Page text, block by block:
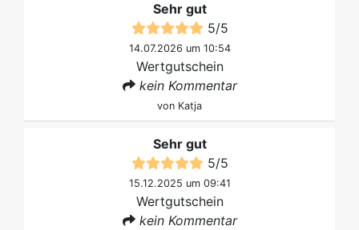
Sehr gut
5/5
14.07.2026 um 10:54
Wertgutschein
kein Kommentar
von Katja
Sehr gut
5/5
15.12.2025 um 09:41
Wertgutschein
kein Kommentar